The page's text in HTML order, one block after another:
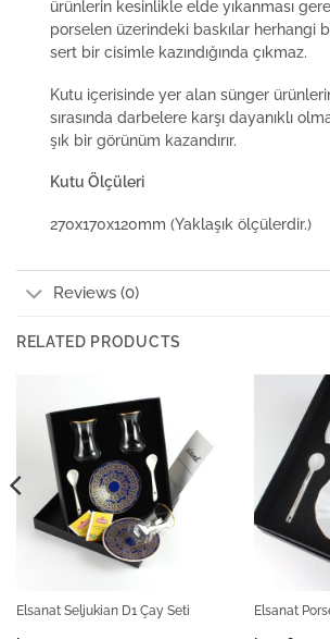
ürünlerin kesinlikle elde yıkanması
porselen üzerindeki baskılar herhangi
sert bir cisimle kazındığında çıkmaz.
Kutu içerisinde yer alan sünger
sırasında darbelere karşı dayanıklı
şık bir görünüm kazandırır.
Kutu Ölçüleri
270x170x120mm (Yaklaşık ölçülerdir.)
Reviews (0)
RELATED PRODUCTS
Elsanat Seljukian D1 Çay Seti Elsanat